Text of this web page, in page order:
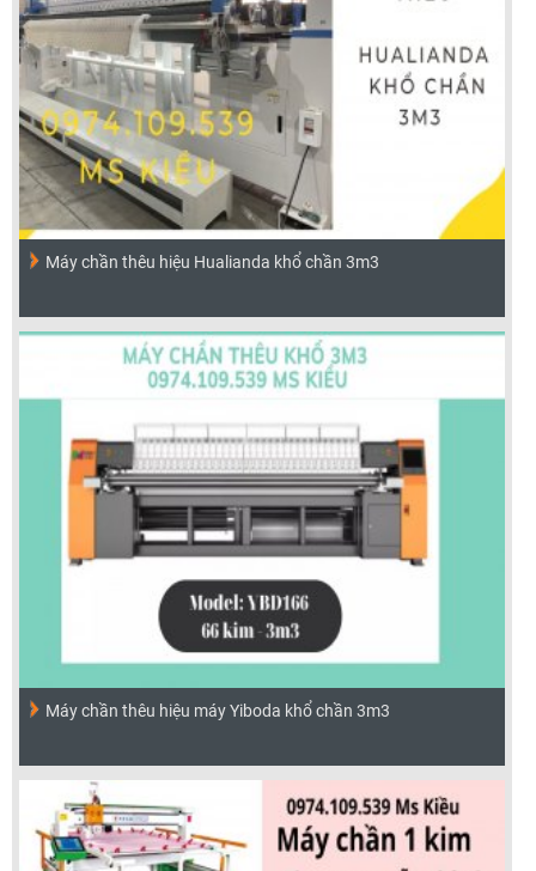
Máy chần thêu hiệu Hualianda khổ chần 3m3
Máy chần thêu hiệu máy Yiboda khổ chần 3m3